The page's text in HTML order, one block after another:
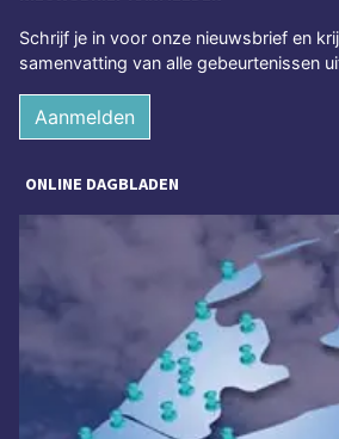
Schrijf je in voor onze nieuwsbrief en
samenvatting van alle gebeurtenissen
Aanmelden
ONLINE DAGBLADEN